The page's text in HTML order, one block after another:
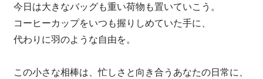
今日は大きなバッグも重い荷物も置いていこう。
コーヒーカップをいつも握りしめていた手に、
代わりに羽のような自由を。
この小さな相棒は、忙しさと向き合うあなたの日常に、